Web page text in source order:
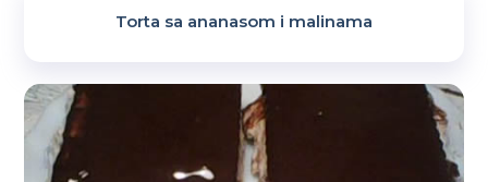
Torta sa ananasom i malinama